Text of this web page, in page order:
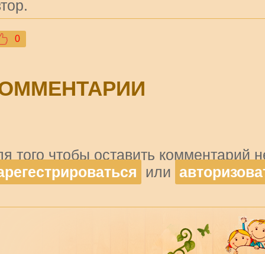
0
того чтобы оставить комментарий
или